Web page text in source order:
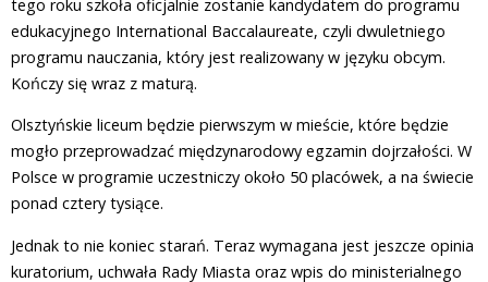
tego roku szkoła oficjalnie zostanie kandydatem do programu
edukacyjnego International Baccalaureate, czyli dwuletniego
programu nauczania, który jest realizowany w języku obcym.
Kończy się wraz z maturą.
Olsztyńskie liceum będzie pierwszym w mieście, które będzie
mogło przeprowadzać międzynarodowy egzamin dojrzałości. W
Polsce w programie uczestniczy około 50 placówek, a na świecie
ponad cztery tysiące.
Jednak to nie koniec starań. Teraz wymagana jest jeszcze opinia
kuratorium, uchwała Rady Miasta oraz wpis do ministerialnego